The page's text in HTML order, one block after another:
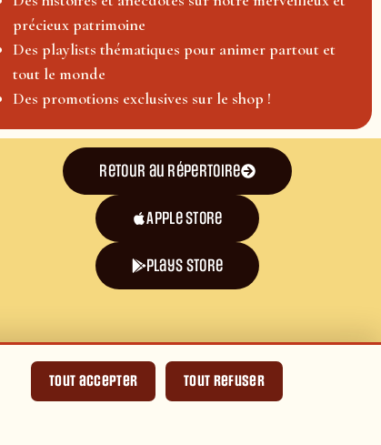
Tout accepter Tout refuser
précieux patrimoine
Des playlists thématiques pour animer partout et
tout le monde
Des promotions exclusives sur le shop !
Retour au répertoire
Apple Store
plays store